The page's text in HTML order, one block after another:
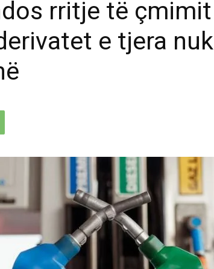
rritje të
e tjera nuk